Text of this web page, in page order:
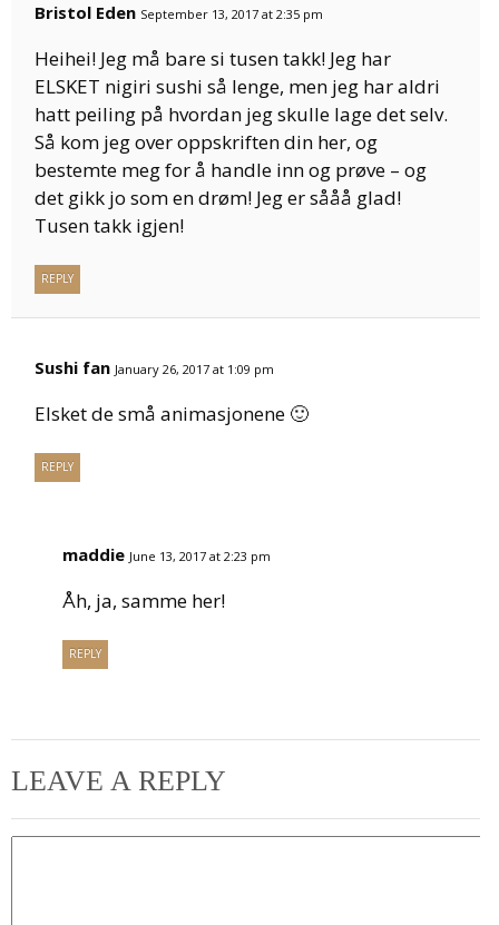
Bristol Eden September 13, 2017 at 2:35 pm
Heihei! Jeg må bare si tusen takk! Jeg har
ELSKET nigiri sushi så lenge, men jeg har aldri
hatt peiling på hvordan jeg skulle lage det selv.
Så kom jeg over oppskriften din her, og
bestemte meg for å handle inn og prøve – og
det gikk jo som en drøm! Jeg er sååå glad!
Tusen takk igjen!
REPLY
Sushi fan January 26, 2017 at 1:09 pm
Elsket de små animasjonene 🙂
REPLY
maddie June 13, 2017 at 2:23 pm
Åh, ja, samme her!
REPLY
LEAVE A REPLY